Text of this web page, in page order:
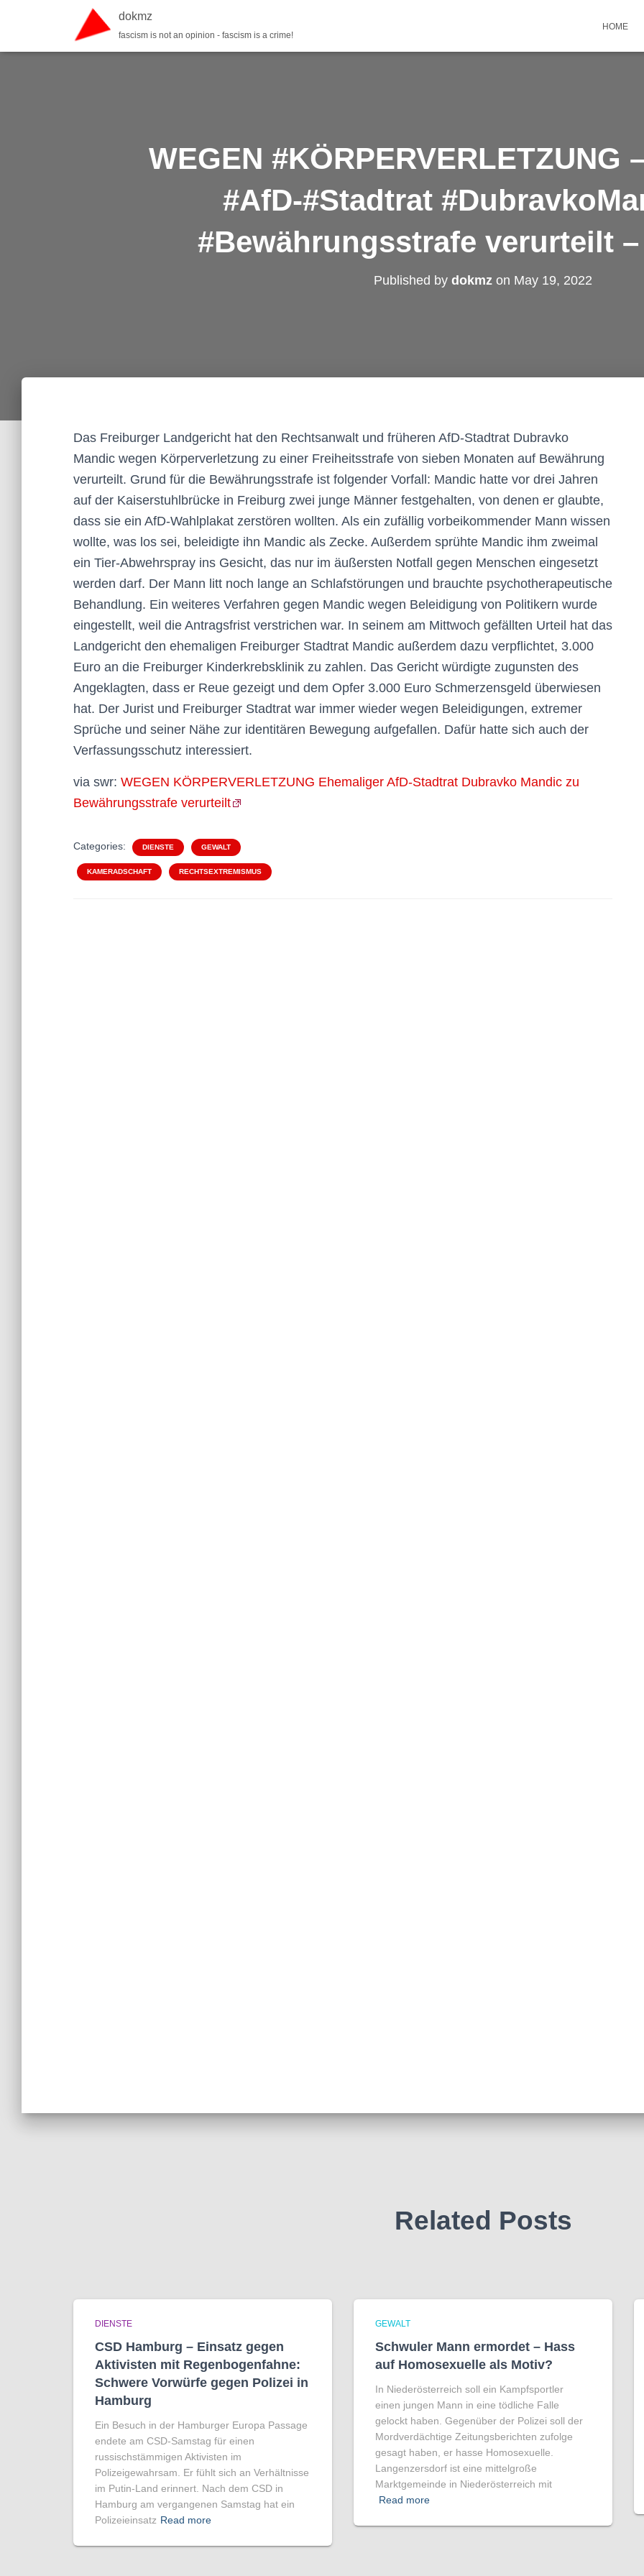
dokmz
fascism is not an opinion - fascism is a crime!
HOME
WEGEN #KÖRPERVERLETZUNG
#AfD-#Stadtrat
#Bewährungsstrafe verurteilt
Published by dokmz on May 19, 2022
Das Freiburger Landgericht hat den Rechtsanwalt und früheren AfD-Stadtrat Dubravko
Mandic wegen Körperverletzung zu einer Freiheitsstrafe von sieben Monaten auf Bewährung
verurteilt. Grund für die Bewährungsstrafe ist folgender Vorfall: Mandic hatte vor drei Jahren
auf der Kaiserstuhlbrücke in Freiburg zwei junge Männer festgehalten, von denen er glaubte,
dass sie ein AfD-Wahlplakat zerstören wollten. Als ein zufällig vorbeikommender Mann wissen
wollte, was los sei, beleidigte ihn Mandic als Zecke. Außerdem sprühte Mandic ihm zweimal
ein Tier-Abwehrspray ins Gesicht, das nur im äußersten Notfall gegen Menschen eingesetzt
werden darf. Der Mann litt noch lange an Schlafstörungen und brauchte psychotherapeutische
Behandlung. Ein weiteres Verfahren gegen Mandic wegen Beleidigung von Politikern wurde
eingestellt, weil die Antragsfrist verstrichen war. In seinem am Mittwoch gefällten Urteil hat das
Landgericht den ehemaligen Freiburger Stadtrat Mandic außerdem dazu verpflichtet, 3.000
Euro an die Freiburger Kinderkrebsklinik zu zahlen. Das Gericht würdigte zugunsten des
Angeklagten, dass er Reue gezeigt und dem Opfer 3.000 Euro Schmerzensgeld überwiesen
hat. Der Jurist und Freiburger Stadtrat war immer wieder wegen Beleidigungen, extremer
Sprüche und seiner Nähe zur identitären Bewegung aufgefallen. Dafür hatte sich auch der
Verfassungsschutz interessiert.
via swr: WEGEN KÖRPERVERLETZUNG Ehemaliger AfD-Stadtrat Dubravko Mandic zu
Bewährungsstrafe verurteilt
Categories: DIENSTE GEWALT
KAMERADSCHAFT RECHTSEXTREMISMUS
Related Posts
DIENSTE
CSD Hamburg – Einsatz gegen
Aktivisten mit Regenbogen­fahne:
Schwere Vorwürfe gegen Polizei in
Hamburg
Ein Besuch in der Hamburger Europa Passage
endete am CSD-Samstag für einen
russischstämmigen Aktivisten im
Polizeigewahrsam. Er fühlt sich an Verhältnisse
im Putin-Land erinnert. Nach dem CSD in
Hamburg am vergangenen Samstag hat ein
Polizeieinsatz Read more
GEWALT
Schwuler Mann ermordet – Hass
auf Homo­sexuelle als Motiv?
In Niederösterreich soll ein Kampfsportler
einen jungen Mann in eine tödliche Falle
gelockt haben. Gegenüber der Polizei soll der
Mordverdächtige Zeitungsberichten zufolge
gesagt haben, er hasse Homosexuelle.
Langenzersdorf ist eine mittelgroße
Marktgemeinde in Niederösterreich mit
Read more